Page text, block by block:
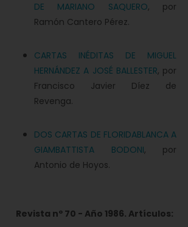
DE MARIANO SAQUERO, por
Ramón Cantero Pérez.
CARTAS INÉDITAS DE MIGUEL
HERNÁNDEZ A JOSÉ BALLESTER, por
Francisco Javier Díez de
Revenga.
DOS CARTAS DE FLORIDABLANCA A
GIAMBATTISTA BODONI, por
Antonio de Hoyos.
Revista nº 70 - Año 1986. Artículos: